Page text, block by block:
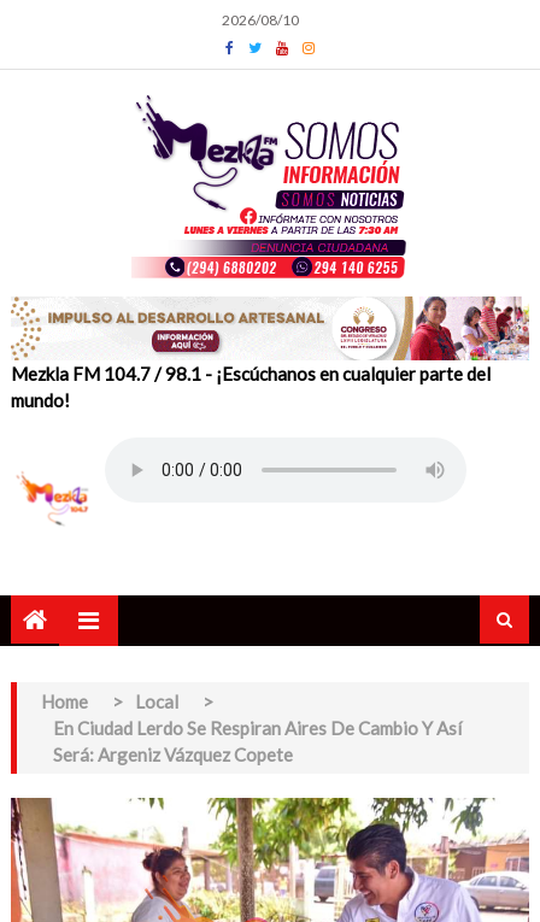
content
2026/08/10
Mezkla FM 104.7 / 98.1 - ¡Escúchanos en cualquier parte del
mundo!
Home > Local
>
En Ciudad Lerdo Se Respiran Aires De Cambio Y Así
Será: Argeniz Vázquez Copete